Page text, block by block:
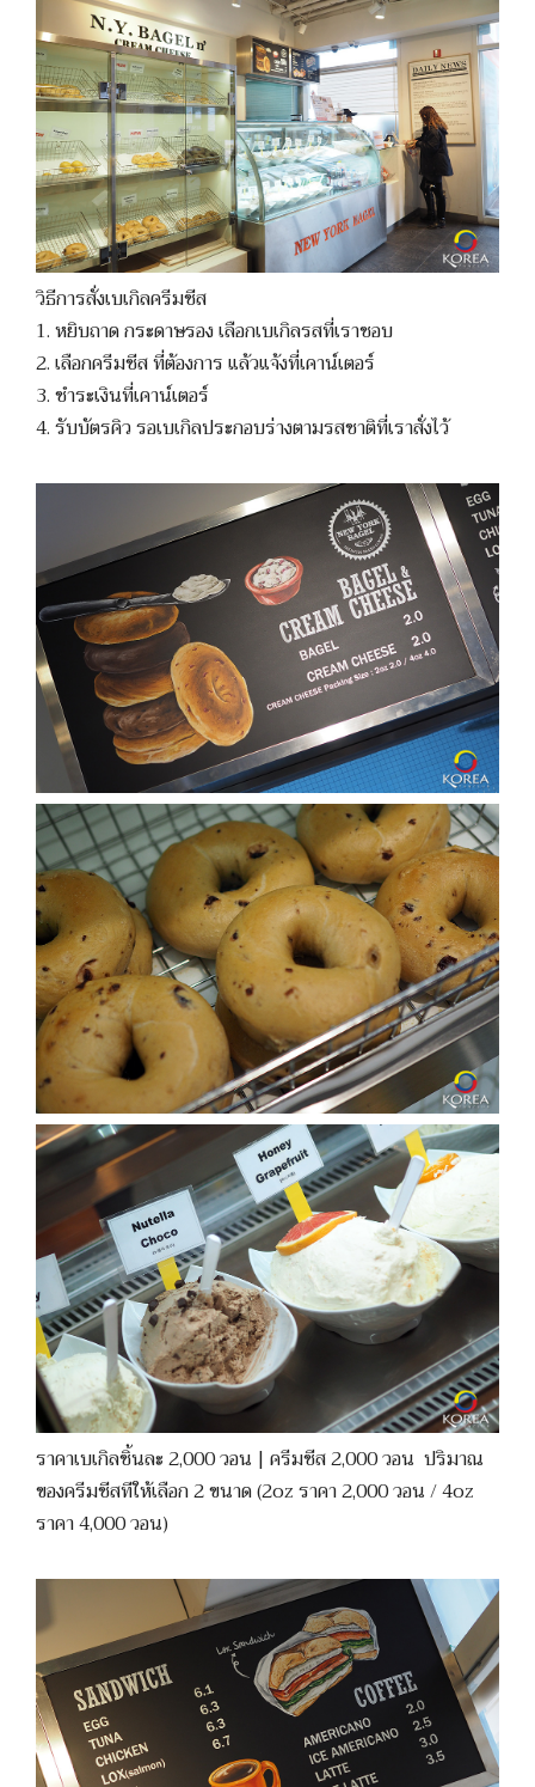
วิธีการสั่งเบเกิลครีมชีส
1. หยิบถาด กระดาษรอง เลือกเบเกิลรสที่เราชอบ
2. เลือกครีมชีส ที่ต้องการ แล้วแจ้งที่เคาน์เตอร์
3. ชำระเงินที่เคาน์เตอร์
4. รับบัตรคิว รอเบเกิลประกอบร่างตามรสชาติที่เราสั่งไว้
ราคาเบเกิลชิ้นละ 2,000 วอน | ครีมชีส 2,000 วอน ปริมาณ
ของครีมชีสทีให้เลือก 2 ขนาด (2oz ราคา 2,000 วอน / 4oz
ราคา 4,000 วอน)